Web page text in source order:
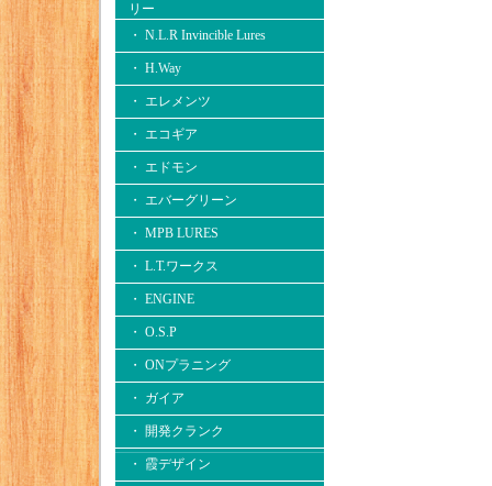
リー
・ N.L.R Invincible Lures
・ H.Way
・ エレメンツ
・ エコギア
・ エドモン
・ エバーグリーン
・ MPB LURES
・ L.T.ワークス
・ ENGINE
・ O.S.P
・ ONプラニング
・ ガイア
・ 開発クランク
・ 霞デザイン